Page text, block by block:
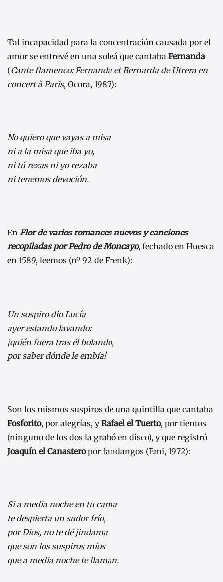
Tal incapacidad para la concentración causada por el
amor se entrevé en una soleá que cantaba Fernanda
(Cante flamenco: Fernanda et Bernarda de Utrera en
concert à Paris, Ocora, 1987):
No quiero que vayas a misa
ni a la misa que iba yo,
ni tú rezas ni yo rezaba
ni tenemos devoción.
En Flor de varios romances nuevos y canciones
recopiladas por Pedro de Moncayo, fechado en Huesca
en 1589, leemos (nº 92 de Frenk):
Un sospiro dio Lucía
ayer estando lavando:
¡quién fuera tras él bolando,
por saber dónde le embía!
Son los mismos suspiros de una quintilla que cantaba
Fosforito, por alegrías, yRafael el Tuerto, por tientos
(ninguno de los dos la grabó en disco), y que registró
Joaquín el Canasteropor fandangos (Emi, 1972):
Si a media noche en tu cama
te despierta un sudor frío,
por Dios, no te dé jindama
que son los suspiros míos
que a media noche te llaman.